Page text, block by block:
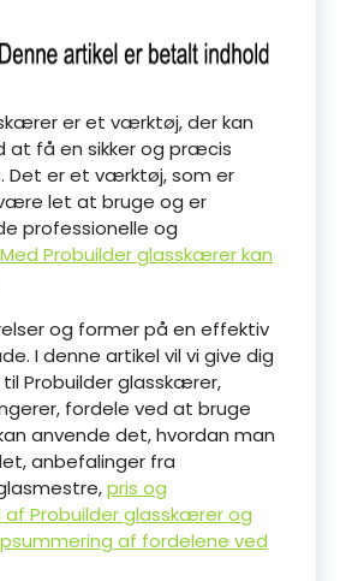
er et værktøj, der kan
at få en sikker og præcis
Det er et værktøj, som er
let at bruge og er
professionelle og
Med Probuilder glasskærer kan
og former på en effektiv
I denne artikel vil vi give dig
Probuilder glasskærer,
fordele ved at bruge
anvende det, hvordan man
anbefalinger fra
pris og
Probuilder glasskærer og
af fordelene ved